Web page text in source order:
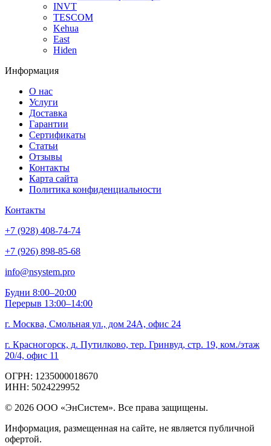
INVT
TESCOM
Kehua
East
Hiden
Информация
О нас
Услуги
Доставка
Гарантии
Сертификаты
Статьи
Отзывы
Контакты
Карта сайта
Политика конфиденциальности
Контакты
+7 (928) 408-74-74
+7 (926) 898-85-68
info@nsystem.pro
Будни 8:00–20:00
Перерыв 13:00–14:00
г. Москва, Смольная ул., дом 24А, офис 24
г. Красногорск, д. Путилково, тер. Гринвуд, стр. 19, ком./этаж
20/4, офис 11
ОГРН: 1235000018670
ИНН: 5024229952
© 2026 ООО «ЭнСистем». Все права защищены.
Информация, размещенная на сайте, не является публичной
офертой.